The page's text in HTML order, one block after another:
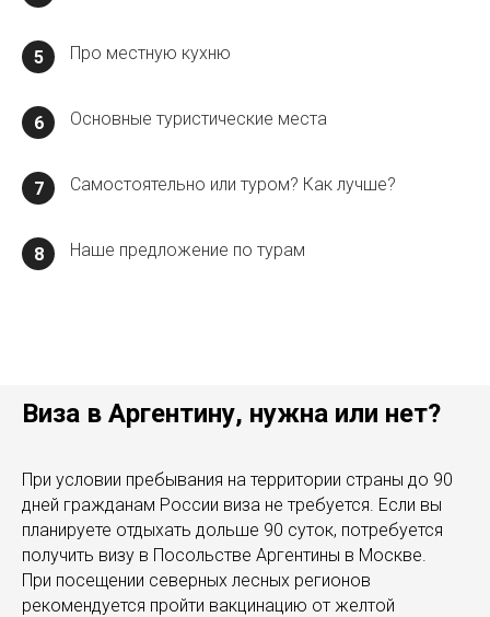
5 Про местную кухню
6 Основные туристические места
7 Самостоятельно или туром? Как лучше?
8 Наше предложение по турам
Виза в Аргентину, нужна или нет?
При условии пребывания на территории страны до 90
дней гражданам России виза не требуется. Если вы
планируете отдыхать дольше 90 суток, потребуется
получить визу в Посольстве Аргентины в Москве.
При посещении северных лесных регионов
рекомендуется пройти вакцинацию от желтой